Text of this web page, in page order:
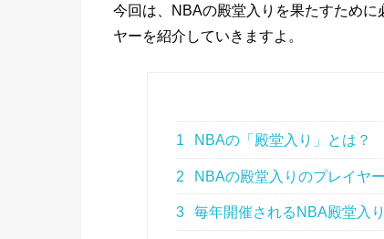
今回は、NBAの殿堂入りを果たすため
ヤーを紹介していきますよ。
1 NBAの「殿堂入り」とは？
2 NBAの殿堂入りのプレイヤ
3 毎年開催されるNBA殿堂入